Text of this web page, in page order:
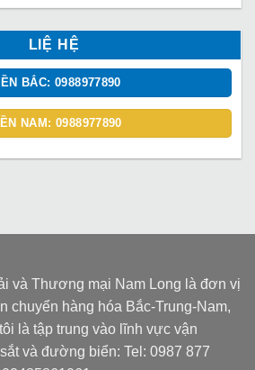
LIỆ HỆ
BẮC: 0988977890
NAM: 0988977890
và Thương mại Nam Long là đơn vị
chuyển hàng hóa Bắc-Trung-Nam,
là tập trung vào lĩnh vực vận
và đường biển: Tel: 0987 877